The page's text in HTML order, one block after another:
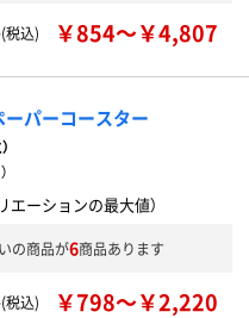
税込) ￥854～￥4,807
パーコースター
エーションの最大値）
の商品が6商品あります
税込) ￥798～￥2,220